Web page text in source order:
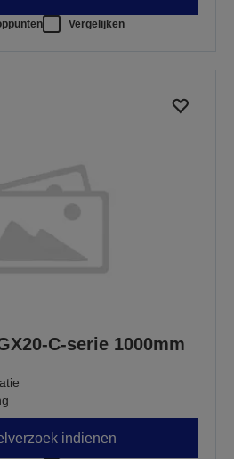
Vergelijken
C-serie 1000mm
indienen